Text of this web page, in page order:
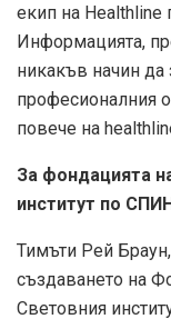
екип на Healthline
Информацията,
никакъв начин
професионалния
повече на
За фондацията
институт по
Тимъти Рей
създаването на
Световния